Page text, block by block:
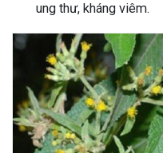
ung thư, kháng viêm.